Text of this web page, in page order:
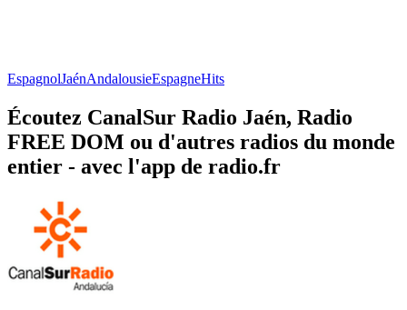
EspagnolJaénAndalousieEspagneHits
Écoutez CanalSur Radio Jaén, Radio
FREE DOM ou d'autres radios du monde
entier - avec l'app de radio.fr